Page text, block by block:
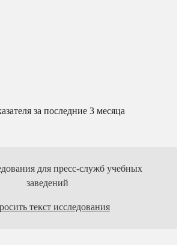
за последние 3 месяца
для пресс-служб учебных
заведений
текст исследования